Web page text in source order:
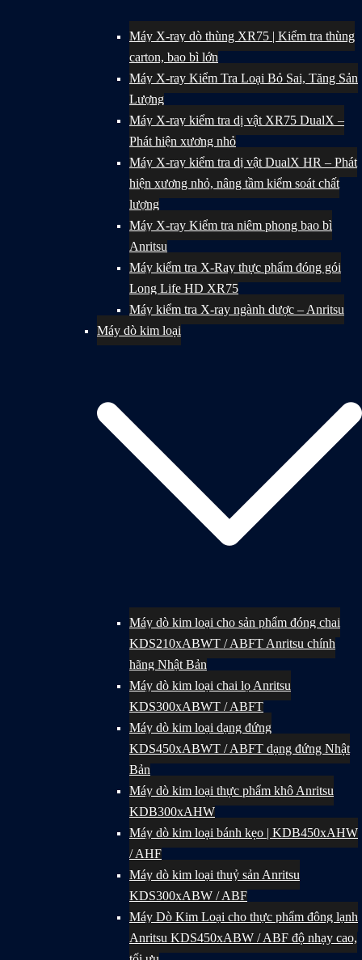
Máy X-ray dò thùng XR75 | Kiểm tra thùng
carton, bao bì lớn
Máy X-ray Kiểm Tra Loại Bỏ Sai, Tăng Sản
Lượng
Máy X-ray kiểm tra dị vật XR75 DualX –
Phát hiện xương nhỏ
Máy X-ray kiểm tra dị vật DualX HR – Phát
hiện xương nhỏ, nâng tầm kiểm soát chất
lượng
Máy X-ray Kiểm tra niêm phong bao bì
Anritsu
Máy kiểm tra X-Ray thực phẩm đóng gói
Long Life HD XR75
Máy kiểm tra X-ray ngành dược – Anritsu
Máy dò kim loại
Máy dò kim loại cho sản phẩm đóng chai
KDS210xABWT / ABFT Anritsu chính
hãng Nhật Bản
Máy dò kim loại chai lọ Anritsu
KDS300xABWT / ABFT
Máy dò kim loại dạng đứng
KDS450xABWT / ABFT dạng đứng Nhật
Bản
Máy dò kim loại thực phẩm khô Anritsu
KDB300xAHW
Máy dò kim loại bánh kẹo | KDB450xAHW
/ AHF
Máy dò kim loại thuỷ sản Anritsu
KDS300xABW / ABF
Máy Dò Kim Loại cho thực phẩm đông lạnh
Anritsu KDS450xABW / ABF độ nhạy cao,